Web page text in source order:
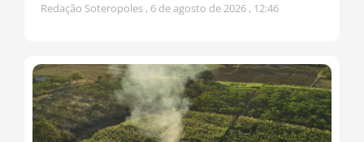
Redação Soteropoles 6 de agosto de 2026 12:46